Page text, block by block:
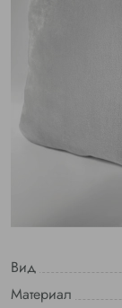
Вид
Материал